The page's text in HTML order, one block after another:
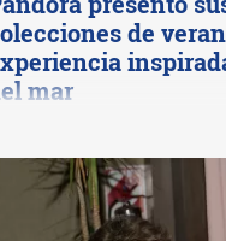
de
mar